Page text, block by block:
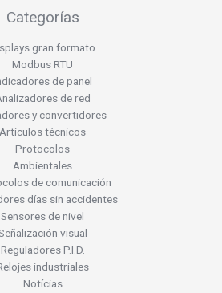
Categorías
gran formato
Modbus RTU
de panel
de red
y convertidores
Artículos técnicos
Protocolos
Ambientales
de comunicación
días sin accidentes
Sensores de nivel
visual
Reguladores P.I.D.
industriales
Notícias